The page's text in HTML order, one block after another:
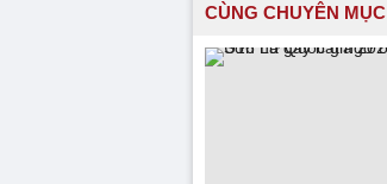
CÙNG CHUYÊN MỤC